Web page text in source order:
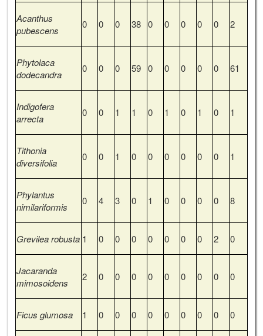
Acanthus
pubescens
0 0 0 38 0 0 0 0 0 2
Phytolaca
dodecandra
0 0 0 59 0 0 0 0 0 61
Indigofera
arrecta
0 0 1 1 0 1 0 1 0 1
Tithonia
diversifolia
0 0 1 0 0 0 0 0 0 1
Phylantus
nimilariformis
0 4 3 0 1 0 0 0 0 8
Grevilea robusta 1 0 0 0 0 0 0 0 2 0
Jacaranda
mimosoidens
2 0 0 0 0 0 0 0 0 0
Ficus glumosa 1 0 0 0 0 0 0 0 0 0